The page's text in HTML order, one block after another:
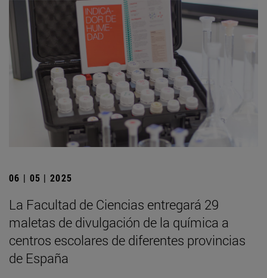
06 | 05 | 2025
La Facultad de Ciencias entregará 29
maletas de divulgación de la química a
centros escolares de diferentes provincias
de España